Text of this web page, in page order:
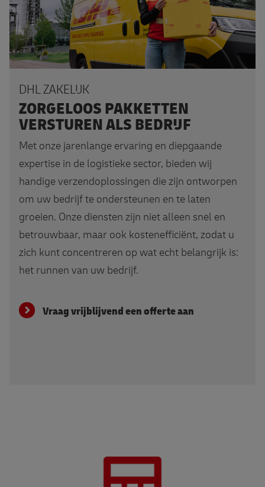
DHL ZAKELIJK
ZORGELOOS PAKKETTEN
VERSTUREN ALS BEDRIJF
Met onze jarenlange ervaring en diepgaande
expertise in de logistieke sector, bieden wij
handige verzendoplossingen die zijn ontworpen
om uw bedrijf te ondersteunen en te laten
groeien. Onze diensten zijn niet alleen snel en
betrouwbaar, maar ook kostenefficiënt, zodat u
zich kunt concentreren op wat echt belangrijk is:
het runnen van uw bedrijf.
Vraag vrijblijvend een offerte aan